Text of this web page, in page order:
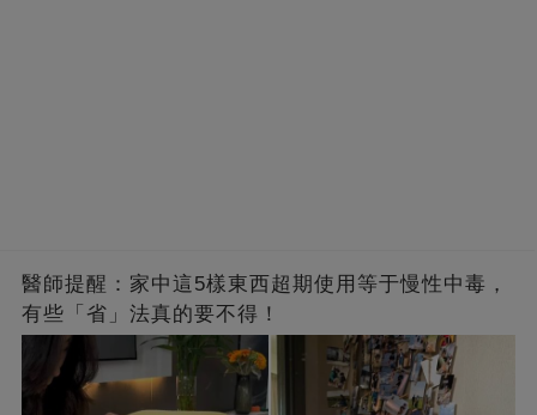
醫師提醒：家中這5樣東西超期使用等于慢性中毒，
有些「省」法真的要不得！